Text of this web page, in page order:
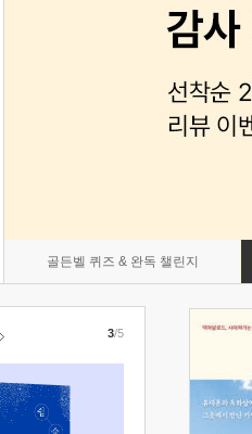
골든벨 퀴즈 & 완독 챌린지
3/5